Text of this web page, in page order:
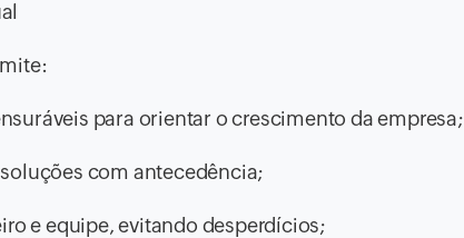
para orientar o crescimento da empresa;
com antecedência;
e equipe, evitando desperdícios;